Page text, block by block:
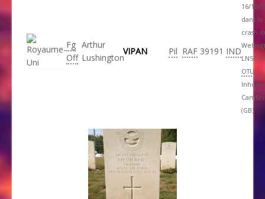
Fg
Off
Arthur
Lushington
VIPAN Pil RAF 39191 IND
16/10/
dans le
crash
LN536
OTU.
(GB)